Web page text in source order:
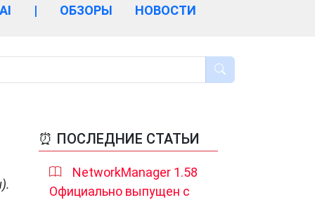
AI | ОБЗОРЫ НОВОСТИ
⏰ ПОСЛЕДНИЕ СТАТЬИ
NetworkManager 1.58
Официально выпущен с